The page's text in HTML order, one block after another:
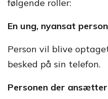
følgende roller:
En ung, nyansat
Person vil blive
besked på sin telefon.
Personen der ansætter